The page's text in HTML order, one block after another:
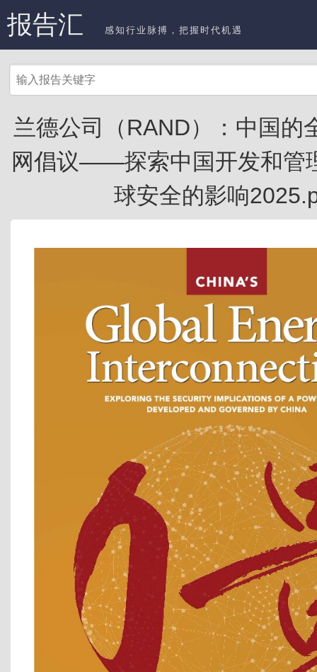
报告汇 感知行业脉搏，把握时代机遇
兰德公司（RAND）：中国的
网倡议——探索中国开发和管
球安全的影响